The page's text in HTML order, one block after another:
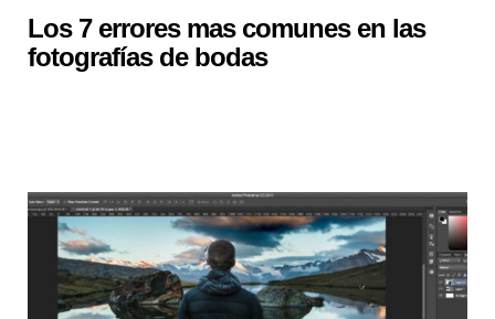
Los 7 errores mas comunes en las
fotografías de bodas